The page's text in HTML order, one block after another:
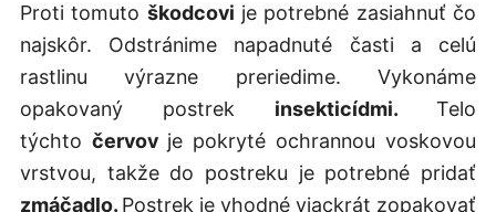
Proti tomuto škodcovi je potrebné zasiahnuť čo
najskôr. Odstránime napadnuté časti a celú
rastlinu výrazne preriedime. Vykonáme
opakovaný postrek insekticídmi.Telo
týchto červov je pokryté ochrannou voskovou
vrstvou, takže do postreku je potrebné pridať
zmáčadlo. Postrek je vhodné viackrát zopakovať